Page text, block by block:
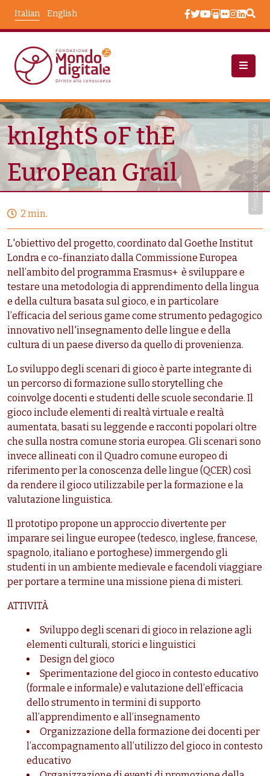
English
Italian
Progetti KnIghtS OF ThE EuroPean Grail
Fondazione Mondo Digitale
knIghtS oF thE
EuroPean Grail
2 min.
L'obiettivo del progetto, coordinato dal Goethe Institut
Londra e co-finanziato dalla Commissione Europea
nell’ambito del programma Erasmus+ è sviluppare e
testare una metodologia di apprendimento della lingua
e della cultura basata sul gioco, e in particolare
l’efficacia del serious game come strumento pedagogico
innovativo nell'insegnamento delle lingue e della
cultura di un paese diverso da quello di provenienza.
Lo sviluppo degli scenari di gioco è parte integrante di
un percorso di formazione sullo storytelling che
coinvolge docenti e studenti delle scuole secondarie. Il
gioco include elementi di realtà virtuale e realtà
aumentata, basati su leggende e racconti popolari oltre
che sulla nostra comune storia europea. Gli scenari sono
invece allineati con il Quadro comune europeo di
riferimento per la conoscenza delle lingue (QCER) così
da rendere il gioco utilizzabile per la formazione e la
valutazione linguistica.
Il prototipo propone un approccio divertente per
imparare sei lingue europee (tedesco, inglese, francese,
spagnolo, italiano e portoghese) immergendo gli
studenti in un ambiente medievale e facendoli viaggiare
per portare a termine una missione piena di misteri.
ATTIVITÀ
Sviluppo degli scenari di gioco in relazione agli
elementi culturali, storici e linguistici
Design del gioco
Sperimentazione del gioco in contesto educativo
(formale e informale) e valutazione dell’efficacia
dello strumento in termini di supporto
all’apprendimento e all’insegnamento
Organizzazione della formazione dei docenti per
l’accompagnamento all’utilizzo del gioco in contesto
educativo